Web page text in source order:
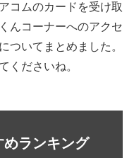
コムのカードを受け取
んコーナーへのアクセ
ついてまとめました。
くださいね。
めランキング